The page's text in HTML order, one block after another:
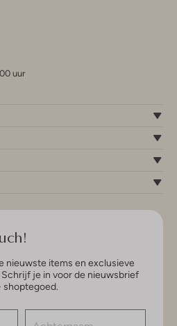
uur
nieuwste items en exclusieve
Schrijf je in voor de nieuwsbrief
shoptegoed.